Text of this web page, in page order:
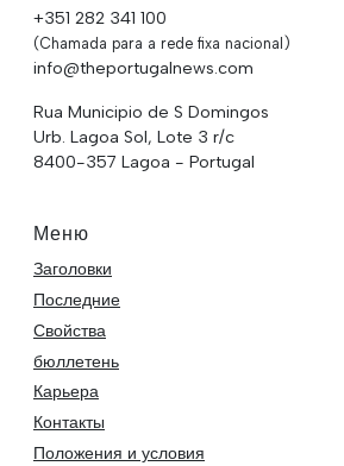
+351 282 341 100
(Chamada para a rede fixa nacional)
info@theportugalnews.com
Rua Municipio de S Domingos
Urb. Lagoa Sol, Lote 3 r/c
8400-357 Lagoa - Portugal
Меню
Заголовки
Последние
Свойства
бюллетень
Карьера
Контакты
Положения и условия